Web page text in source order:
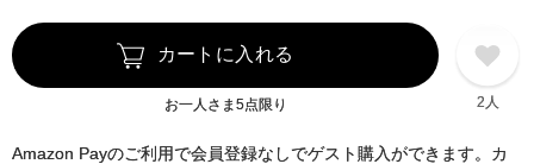
カートに入れる
お一人さま5点限り 2人
Amazon Payのご利用で会員登録なしでゲスト購入ができます。カ